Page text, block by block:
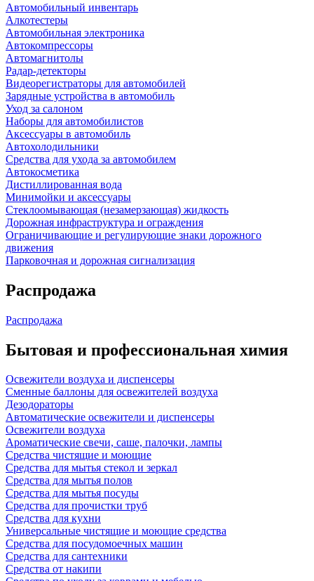
Автомобильный инвентарь
Алкотестеры
Автомобильная электроника
Автокомпрессоры
Автомагнитолы
Радар-детекторы
Видеорегистраторы для автомобилей
Зарядные устройства в автомобиль
Уход за салоном
Наборы для автомобилистов
Аксессуары в автомобиль
Автохолодильники
Средства для ухода за автомобилем
Автокосметика
Дистиллированная вода
Минимойки и аксессуары
Стеклоомывающая (незамерзающая) жидкость
Дорожная инфраструктура и ограждения
Ограничивающие и регулирующие знаки дорожного
движения
Парковочная и дорожная сигнализация
Распродажа
Распродажа
Бытовая и профессиональная химия
Освежители воздуха и диспенсеры
Сменные баллоны для освежителей воздуха
Дезодораторы
Автоматические освежители и диспенсеры
Освежители воздуха
Ароматические свечи, саше, палочки, лампы
Средства чистящие и моющие
Средства для мытья стекол и зеркал
Средства для мытья полов
Средства для мытья посуды
Средства для прочистки труб
Средства для кухни
Универсальные чистящие и моющие средства
Средства для посудомоечных машин
Средства для сантехники
Средства от накипи